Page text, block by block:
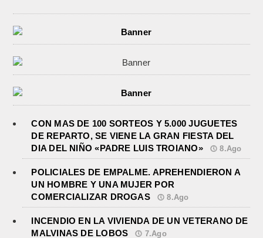
CON MAS DE 100 SORTEOS Y 5.000 JUGUETES
DE REPARTO, SE VIENE LA GRAN FIESTA DEL
DIA DEL NIÑO «PADRE LUIS TROIANO»
8.Ago
POLICIALES DE EMPALME. APREHENDIERON A
UN HOMBRE Y UNA MUJER POR
COMERCIALIZAR DROGAS
8.Ago
INCENDIO EN LA VIVIENDA DE UN VETERANO DE
MALVINAS DE LOBOS
7.Ago